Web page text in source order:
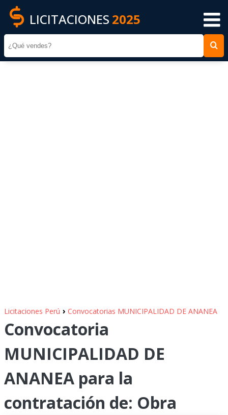
LICITACIONES 2025
Licitaciones Perú › Convocatorias MUNICIPALIDAD DE ANANEA
Convocatoria
MUNICIPALIDAD DE
ANANEA para la
contratación de: Obra